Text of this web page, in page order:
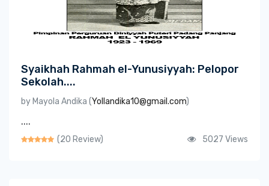
Syaikhah Rahmah el-Yunusiyyah: Pelopor
Sekolah....
by Mayola Andika (Yollandika10@gmail.com)
....
(20 Review) 5027 Views